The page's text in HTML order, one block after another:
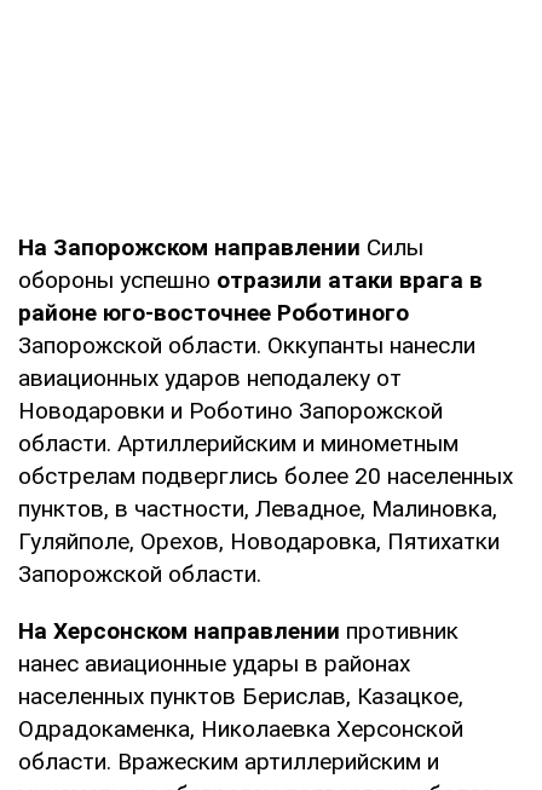
На Запорожском направлении Силы
обороны успешно отразили атаки врага в
районе юго-восточнее Роботиного
Запорожской области. Оккупанты нанесли
авиационных ударов неподалеку от
Новодаровки и Роботино Запорожской
области. Артиллерийским и минометным
обстрелам подверглись более 20 населенных
пунктов, в частности, Левадное, Малиновка,
Гуляйполе, Орехов, Новодаровка, Пятихатки
Запорожской области.
На Херсонском направлении противник
нанес авиационные удары в районах
населенных пунктов Берислав, Казацкое,
Одрадокаменка, Николаевка Херсонской
области. Вражеским артиллерийским и